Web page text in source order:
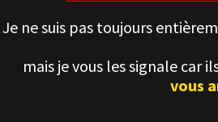
Je ne suis pas toujours
mais je vous les signale car
vous